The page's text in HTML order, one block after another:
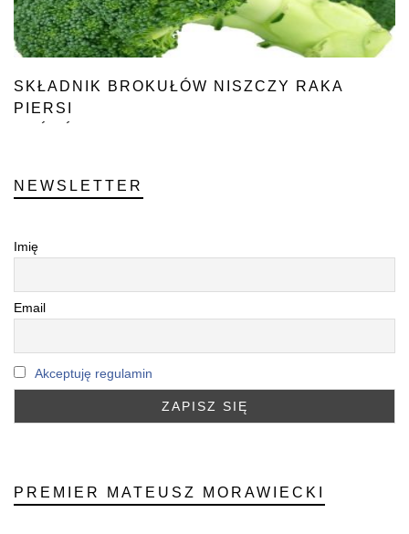
SKŁADNIK BROKUŁÓW NISZCZY RAKA
PIERSI
NEWSLETTER
Imię
Email
Akceptuję regulamin
PREMIER MATEUSZ MORAWIECKI